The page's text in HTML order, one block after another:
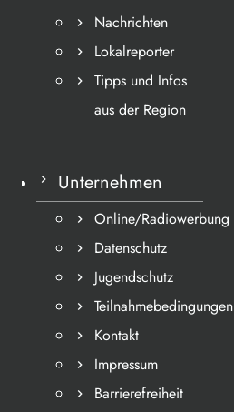
Nachrichten
Lokalreporter
Tipps und Infos
aus der Region
Unternehmen
Online/Radiowerbung
Datenschutz
Jugendschutz
Teilnahmebedingungen
Kontakt
Impressum
Barrierefreiheit